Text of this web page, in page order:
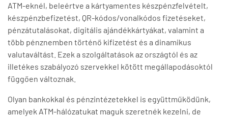
ATM-eknél, beleértve a kártyamentes készpénzfelvételt,
készpénzbefizetést, QR-kódos/vonalkódos fizetéseket,
pénzátutalásokat, digitális ajándékkártyákat, valamint a
több pénznemben történő kifizetést és a dinamikus
valutaváltást. Ezek a szolgáltatások az országtól és az
illetékes szabályozó szervekkel kötött megállapodásoktól
függően változnak.
Olyan bankokkal és pénzintézetekkel is együttműködünk,
amelyek ATM-hálózatukat maguk szeretnék kezelni, de